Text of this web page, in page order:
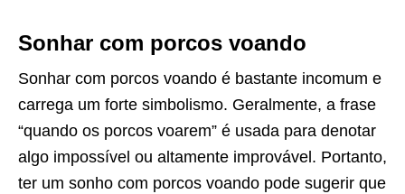
Sonhar com porcos voando
Sonhar com porcos voando é bastante incomum e
carrega um forte simbolismo. Geralmente, a frase
“quando os porcos voarem” é usada para denotar
algo impossível ou altamente improvável. Portanto,
ter um sonho com porcos voando pode sugerir que